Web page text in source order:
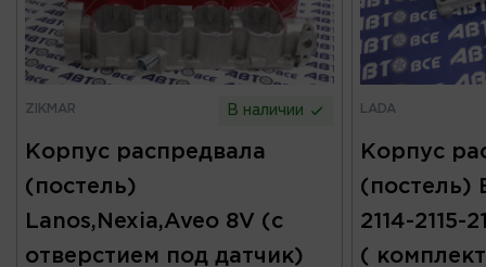
ZIKMAR В наличии
Корпус распредвала
(постель)
Lanos,Nexia,Aveo 8V (с
отверстием под датчик)
LADA
Корпус
(постель)
2114-2115-
(